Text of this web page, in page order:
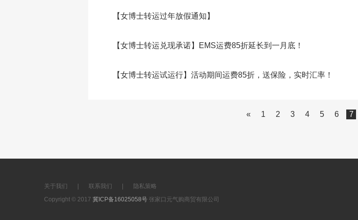
【女博士转运过年放假通知】
【女博士转运兑现承诺】EMS运费85折延长到一月底！
【女博士转运试运行】活动期间运费85折，送保险，实时汇率！
« 1 2 3 4 5 6 7
关于我们 联系我们
隐私策略
Copyright © 2017 冀ICP备16025058号 张家口元气购商贸有限公司